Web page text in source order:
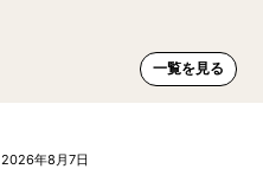
一覧を見る
2026年8月7日